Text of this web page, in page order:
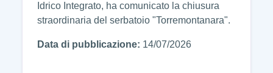
Idrico Integrato, ha comunicato la chiusura
straordinaria del serbatoio "Torremontanara".
Data di pubblicazione: 14/07/2026